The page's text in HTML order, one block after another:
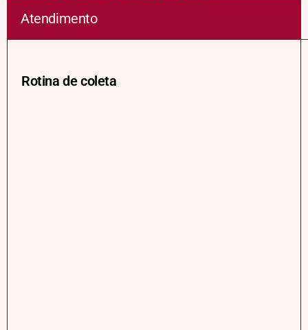
Atendimento
Rotina de coleta